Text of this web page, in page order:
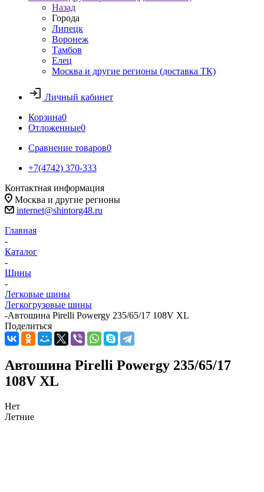
Назад
Города
Липецк
Воронеж
Тамбов
Елец
Москва и другие регионы (доставка ТК)
Личный кабинет
Корзина0
Отложенные0
Сравнение товаров0
+7(4742) 370-333
Контактная информация
Москва и другие регионы
internet@shintorg48.ru
Главная
-
Каталог
-
Шины
-
Легковые шины
Легкогрузовые шины
-Автошина Pirelli Powergy 235/65/17 108V XL
Поделиться
Автошина Pirelli Powergy 235/65/17
108V XL
Нет
Летние